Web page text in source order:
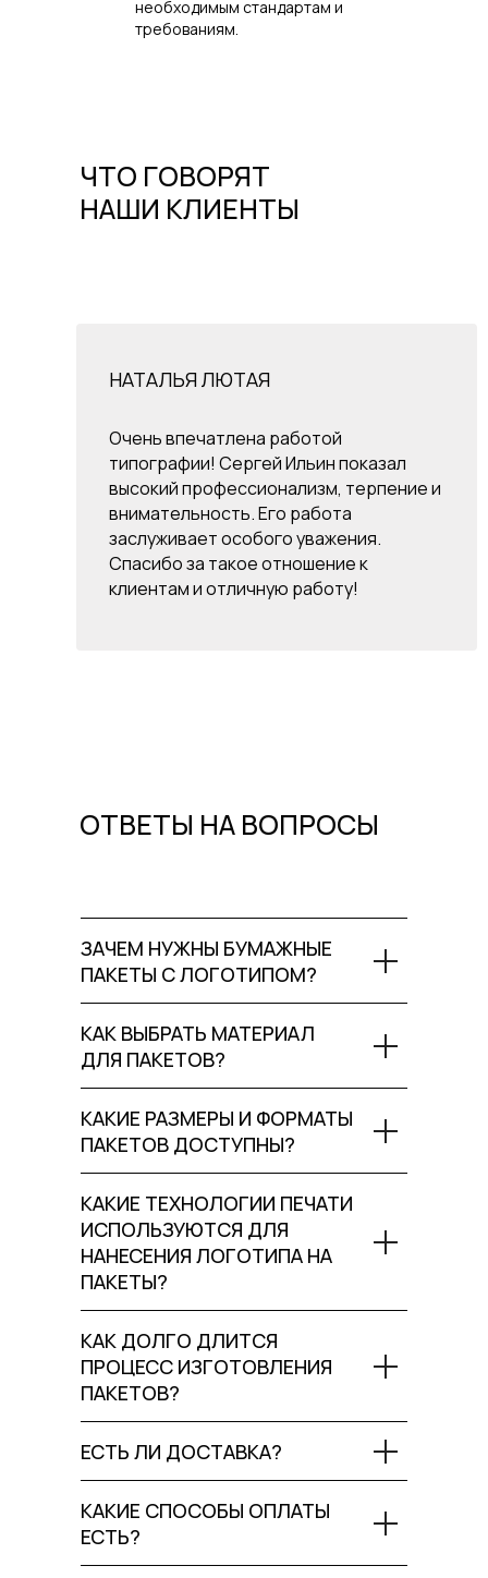
необходимым стандартам и
требованиям.
ЧТО ГОВОРЯТ
НАШИ КЛИЕНТЫ
НАТАЛЬЯ ЛЮТАЯ
Очень впечатлена работой
типографии! Сергей Ильин показал
высокий профессионализм, терпение и
внимательность. Его работа
заслуживает особого уважения.
Спасибо за такое отношение к
клиентам и отличную работу!
ОТВЕТЫ НА ВОПРОСЫ
ЗАЧЕМ НУЖНЫ БУМАЖНЫЕ
ПАКЕТЫ С ЛОГОТИПОМ?
КАК ВЫБРАТЬ МАТЕРИАЛ
ДЛЯ ПАКЕТОВ?
КАКИЕ РАЗМЕРЫ И ФОРМАТЫ
ПАКЕТОВ ДОСТУПНЫ?
КАКИЕ ТЕХНОЛОГИИ ПЕЧАТИ
ИСПОЛЬЗУЮТСЯ ДЛЯ
НАНЕСЕНИЯ ЛОГОТИПА НА
ПАКЕТЫ?
КАК ДОЛГО ДЛИТСЯ
ПРОЦЕСС ИЗГОТОВЛЕНИЯ
ПАКЕТОВ?
ЕСТЬ ЛИ ДОСТАВКА?
КАКИЕ СПОСОБЫ ОПЛАТЫ
ЕСТЬ?